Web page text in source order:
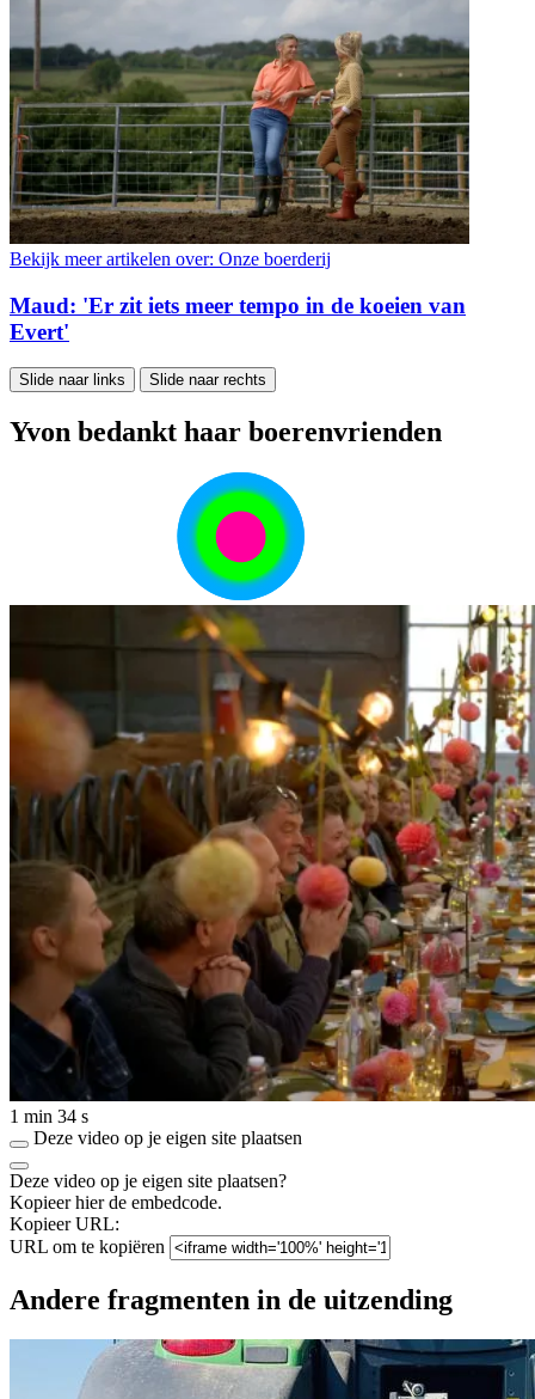
Bekijk meer artikelen over: Onze boerderij
Maud: 'Er zit iets meer tempo in de koeien van
Evert'
Slide naar links Slide naar rechts
Yvon bedankt haar boerenvrienden
1 min 34 s
Deze video op je eigen site plaatsen
Deze video op je eigen site plaatsen?
Kopieer hier de embedcode.
Kopieer URL:
URL om te kopiëren
Andere fragmenten in de uitzending